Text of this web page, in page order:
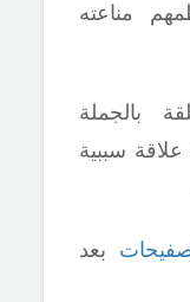
مناعته
بالجملة
علاقة سببية
بعد